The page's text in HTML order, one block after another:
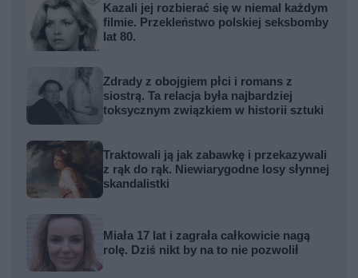
Kazali jej rozbierać się w niemal każdym
filmie. Przekleństwo polskiej seksbomby
lat 80.
Zdrady z obojgiem płci i romans z
siostrą. Ta relacja była najbardziej
toksycznym związkiem w historii sztuki
Traktowali ją jak zabawkę i przekazywali
z rąk do rąk. Niewiarygodne losy słynnej
skandalistki
Miała 17 lat i zagrała całkowicie nagą
rolę. Dziś nikt by na to nie pozwolił